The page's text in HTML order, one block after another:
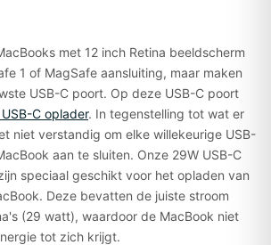
met 12 inch Retina beeldscherm
1 of MagSafe aansluiting, maar maken
USB-C poort. Op deze USB-C poort
C oplader. In tegenstelling tot wat er
niet verstandig om elke willekeurige USB-
aan te sluiten. Onze 29W USB-C
speciaal geschikt voor het opladen van
Deze bevatten de juiste stroom
(29 watt), waardoor de MacBook niet
tot zich krijgt.